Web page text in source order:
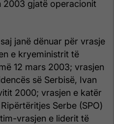
2003 gjatë operacionit
janë dënuar për vrasje
e kryeministrit të
12 mars 2003; vrasjen
së Serbisë, Ivan
2000; vrasjen e katër
Serbe (SPO)
vrasjen e liderit të